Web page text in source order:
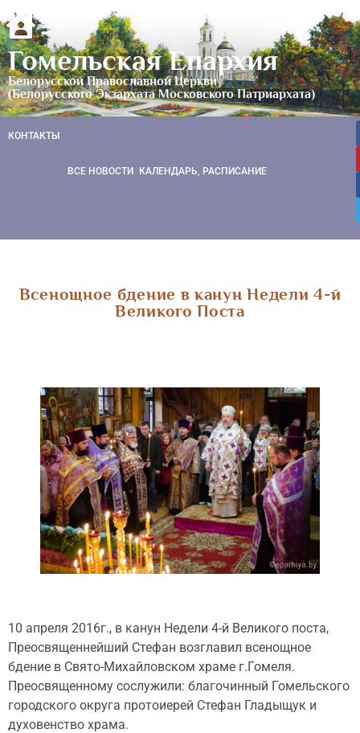
Гомельская Епархия
Белорусской Православной Церкви
(Белорусского Экзархата Московского Патриархата)
КОНТАКТЫ
ВСЕ НОВОСТИ КАЛЕНДАРЬ, РАСПИСАНИЕ
Всенощное бдение в канун Недели 4-й
Великого Поста
10 апреля 2016г., в канун Недели 4-й Великого поста,
Преосвященнейший Стефан возглавил всенощное
бдение в Свято-Михайловском храме г.Гомеля.
Преосвященному сослужили: благочинный Гомельского
городского округа протоиерей Стефан Гладыщук и
духовенство храма.